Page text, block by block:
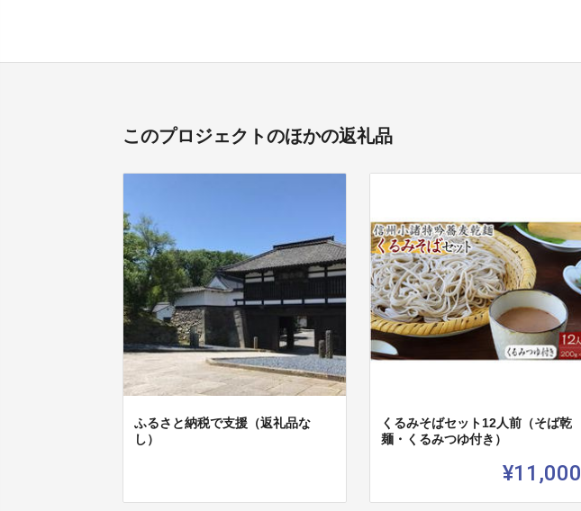
このプロジェクトのほかの返礼品
ふるさと納税で支援（返礼品な
し）
くるみそばセット12人前（そば乾
麺・くるみつゆ付き）
¥11,000